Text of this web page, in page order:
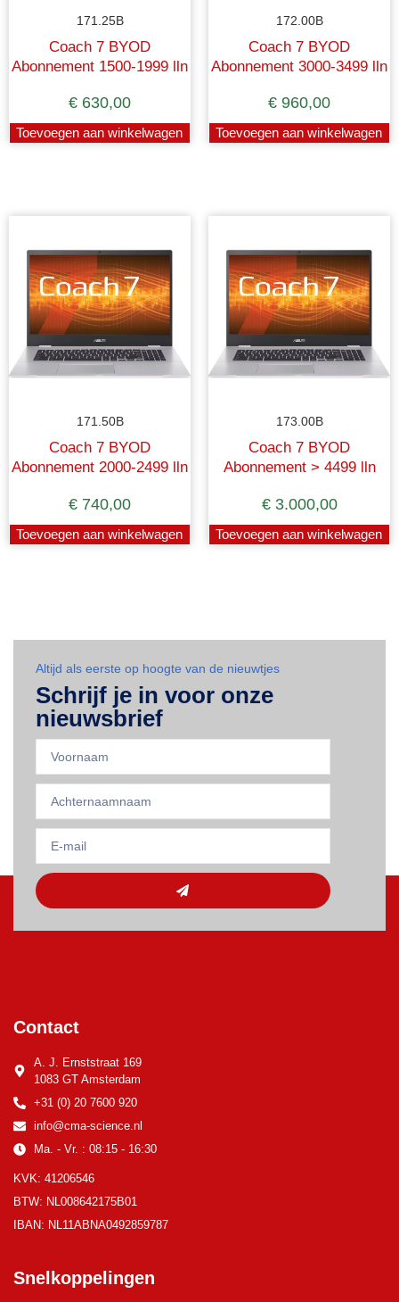
171.25B
Coach 7 BYOD
Abonnement 1500-1999 lln
€ 630,00
Toevoegen aan winkelwagen
172.00B
Coach 7 BYOD
Abonnement 3000-3499 lln
€ 960,00
Toevoegen aan winkelwagen
171.50B
Coach 7 BYOD
Abonnement 2000-2499 lln
€ 740,00
Toevoegen aan winkelwagen
173.00B
Coach 7 BYOD
Abonnement > 4499 lln
€3.000,00
Toevoegen aan winkelwagen
Altijd als eerste op hoogte van de nieuwtjes
Schrijf je in voor onze
nieuwsbrief
Contact
A. J. Ernststraat 169
1083 GT Amsterdam
+31 (0) 20 7600 920
info@cma-science.nl
Ma. - Vr. : 08:15 - 16:30
KVK: 41206546
BTW: NL008642175B01
IBAN: NL11ABNA0492859787
Snelkoppelingen